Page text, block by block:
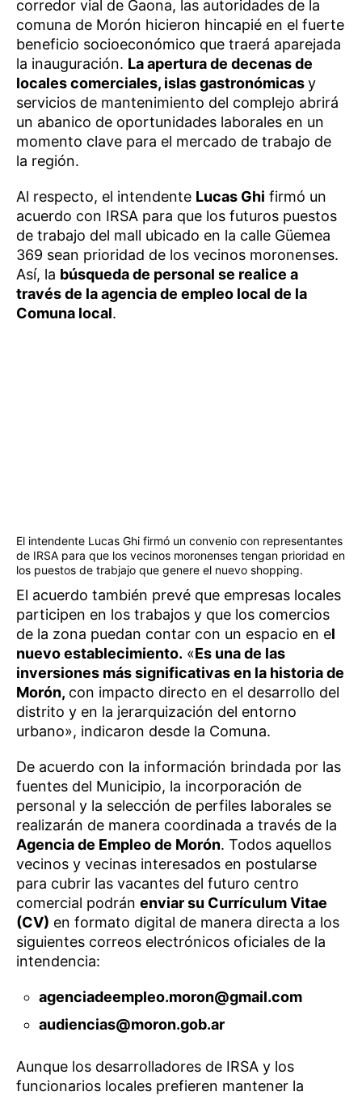
corredor vial de Gaona, las autoridades de la
comuna de Morón hicieron hincapié en el fuerte
beneficio socioeconómico que traerá aparejada
la inauguración. La apertura de decenas de
locales comerciales, islas gastronómicasy
servicios de mantenimiento del complejo abrirá
un abanico de oportunidades laborales en un
momento clave para el mercado de trabajo de
la región.
Al respecto, el intendente Lucas Ghi firmó un
acuerdo con IRSA para que los futuros puestos
de trabajo del mall ubicado en la calle Güemea
369 sean prioridad de los vecinos moronenses.
Así, la búsqueda de personal se realice a
través de la agencia de empleo local de la
Comuna local.
El intendente Lucas Ghi firmó un convenio con representantes
de IRSA para que los vecinos moronenses tengan prioridad en
los puestos de trabjajo que genere el nuevo shopping.
El acuerdo también prevé que empresas locales
participen en los trabajos y que los comercios
de la zona puedan contar con un espacio en el
nuevo establecimiento. «Es una de las
inversiones más significativas en la historia de
Morón, con impacto directo en el desarrollo del
distrito y en la jerarquización del entorno
urbano», indicaron desde la Comuna.
De acuerdo con la información brindada por las
fuentes del Municipio, la incorporación de
personal y la selección de perfiles laborales se
realizarán de manera coordinada a través de la
Agencia de Empleo de Morón. Todos aquellos
vecinos y vecinas interesados en postularse
para cubrir las vacantes del futuro centro
comercial podrán enviar su Currículum Vitae
(CV) en formato digital de manera directa a los
siguientes correos electrónicos oficiales de la
intendencia:
agenciadeempleo.moron@gmail.com
audiencias@moron.gob.ar
Aunque los desarrolladores de IRSA y los
funcionarios locales prefieren mantener la